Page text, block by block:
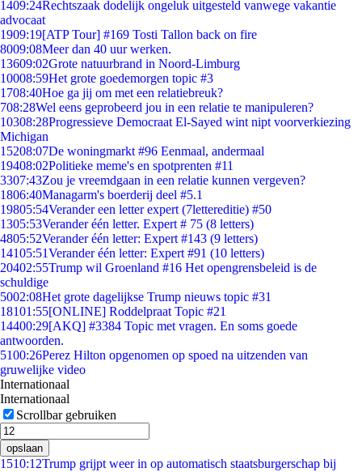
1409:24Rechtszaak dodelijk ongeluk uitgesteld vanwege vakantie
advocaat
1909:19[ATP Tour] #169 Tosti Tallon back on fire
8009:08Meer dan 40 uur werken.
13609:02Grote natuurbrand in Noord-Limburg
10008:59Het grote goedemorgen topic #3
1708:40Hoe ga jij om met een relatiebreuk?
708:28Wel eens geprobeerd jou in een relatie te manipuleren?
10308:28Progressieve Democraat El-Sayed wint nipt voorverkiezing
Michigan
15208:07De woningmarkt #96 Eenmaal, andermaal
19408:02Politieke meme's en spotprenten #11
3307:43Zou je vreemdgaan in een relatie kunnen vergeven?
1806:40Managarm's boerderij deel #5.1
19805:54Verander een letter expert (7lettereditie) #50
1305:53Verander één letter. Expert # 75 (8 letters)
4805:52Verander één letter: Expert #143 (9 letters)
14105:51Verander één letter: Expert #91 (10 letters)
20402:55Trump wil Groenland #16 Het opengrensbeleid is de
schuldige
5002:08Het grote dagelijkse Trump nieuws topic #31
18101:55[ONLINE] Roddelpraat Topic #21
14400:29[AKQ] #3384 Topic met vragen. En soms goede
antwoorden.
5100:26Perez Hilton opgenomen op spoed na uitzenden van
gruwelijke video
Internationaal
Internationaal
Scrollbar gebruiken
opslaan
1510:12Trump grijpt weer in op automatisch staatsburgerschap bij